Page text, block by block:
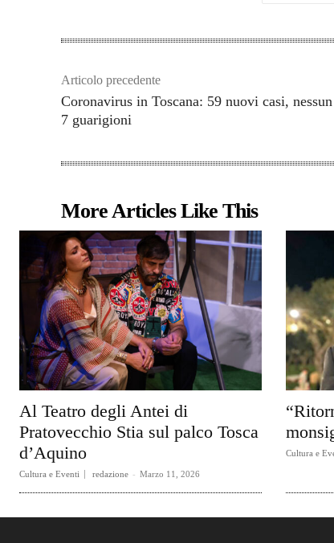
Articolo precedente
Coronavirus in Toscana: 59 nuovi casi, nessun
7 guarigioni
More Articles Like This
Al Teatro degli Antei di
Pratovecchio Stia sul palco Tosca
d’Aquino
Cultura e Eventi redazione - Marzo 11, 2026
Cultura e